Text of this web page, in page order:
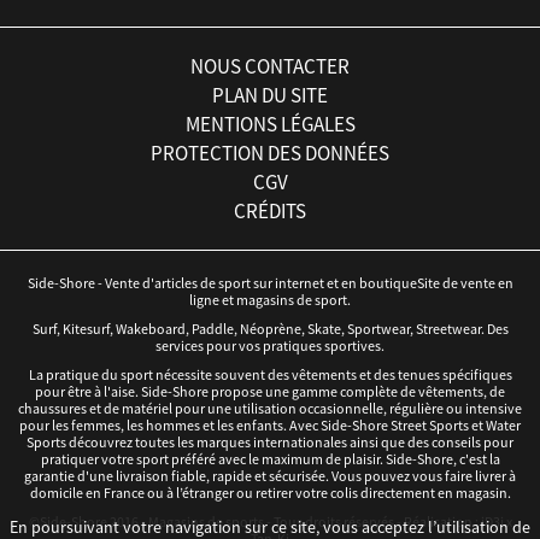
NOUS CONTACTER
PLAN DU SITE
MENTIONS LÉGALES
PROTECTION DES DONNÉES
CGV
CRÉDITS
Side-Shore - Vente d'articles de sport sur internet et en boutiqueSite de vente en
ligne et magasins de sport.
Surf, Kitesurf, Wakeboard, Paddle, Néoprène, Skate, Sportwear, Streetwear. Des
services pour vos pratiques sportives.
La pratique du sport nécessite souvent des vêtements et des tenues spécifiques
pour être à l'aise. Side-Shore propose une gamme complète de vêtements, de
chaussures et de matériel pour une utilisation occasionnelle, régulière ou intensive
pour les femmes, les hommes et les enfants. Avec Side-Shore Street Sports et Water
Sports découvrez toutes les marques internationales ainsi que des conseils pour
pratiquer votre sport préféré avec le maximum de plaisir. Side-Shore, c'est la
garantie d'une livraison fiable, rapide et sécurisée. Vous pouvez vous faire livrer à
domicile en France ou à l’étranger ou retirer votre colis directement en magasin.
©Side-Shore 2016 - Magasins de sports - Tous droits réservés - Réalisation :iD3ix
En poursuivant votre navigation sur ce site, vous acceptez l’utilisation de